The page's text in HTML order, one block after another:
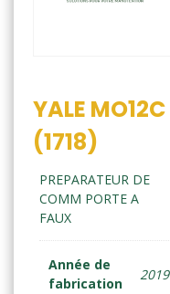
YALE MO12C
(1718)
PREPARATEUR DE
COMM PORTE A
FAUX
Année de
fabrication
2019